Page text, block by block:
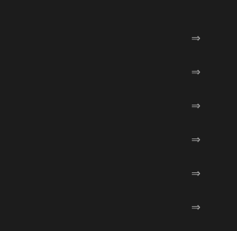
⇒
⇒
⇒
⇒
⇒
⇒